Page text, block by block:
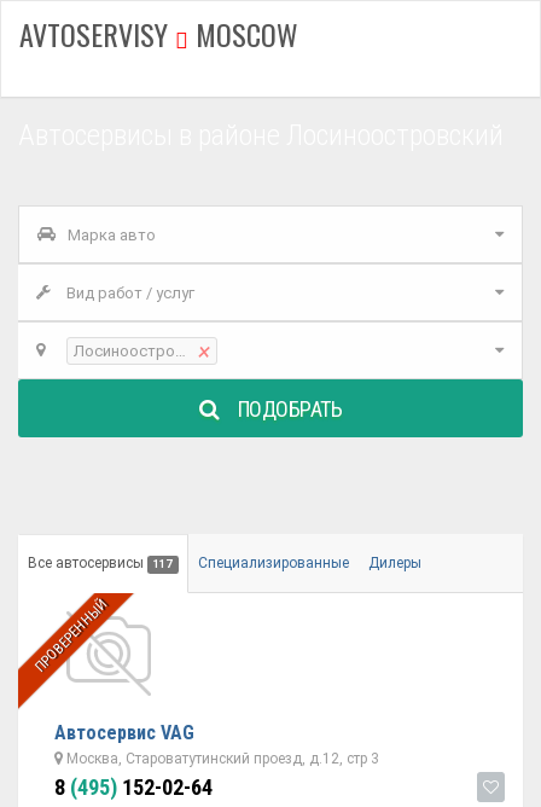
AVTOSERVISY MOSCOW
Марка авто
Вид работ / услуг
Лосиноостровский
×
ПОДОБРАТЬ
Все автосервисы 117 Специализированные Дилеры
ПРОВЕРЕННЫЙ
Автосервис VAG
Москва, Староватутинский проезд, д.12, стр 3
8 (495) 152-02-64